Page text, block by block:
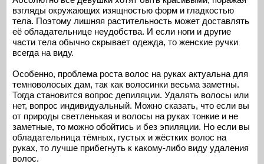
взгляды окружающих изящностью форм и гладкостью
тела. Поэтому лишняя растительность может доставлять
её обладательнице неудобства. И если ноги и другие
части тела обычно скрывает одежда, то женские ручки
всегда на виду.
Особенно, проблема роста волос на руках актуальна для
темноволосых дам, так как волосинки весьма заметны.
Тогда становится вопрос депиляции. Удалять волосы или
нет, вопрос индивидуальный. Можно сказать, что если вы
от природы светленькая и волосы на руках тонкие и не
заметные, то можно обойтись и без эпиляции. Но если вы
обладательница тёмных, густых и жёстких волос на
руках, то лучше прибегнуть к какому-либо виду удаления
волос.